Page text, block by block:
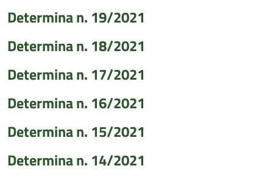
Determina n. 19/2021
Determina n. 18/2021
Determina n. 17/2021
Determina n. 16/2021
Determina n. 15/2021
Determina n. 14/2021